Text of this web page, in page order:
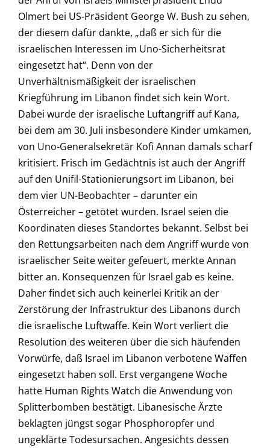
Olmert bei US-Präsident George W. Bush zu sehen,
der diesem dafür dankte, „daß er sich für die
israelischen Interessen im Uno-Sicherheitsrat
eingesetzt hat“. Denn von der
Unverhältnismäßigkeit der israelischen
Kriegführung im Libanon findet sich kein Wort.
Dabei wurde der israelische Luftangriff auf Kana,
bei dem am 30. Juli insbesondere Kinder umkamen,
von Uno-Generalsekretär Kofi Annan damals scharf
kritisiert. Frisch im Gedächtnis ist auch der Angriff
auf den Unifil-Stationierungsort im Libanon, bei
dem vier UN-Beobachter – darunter ein
Österreicher – getötet wurden. Israel seien die
Koordinaten dieses Standortes bekannt. Selbst bei
den Rettungsarbeiten nach dem Angriff wurde von
israelischer Seite weiter gefeuert, merkte Annan
bitter an. Konsequenzen für Israel gab es keine.
Daher findet sich auch keinerlei Kritik an der
Zerstörung der Infrastruktur des Libanons durch
die israelische Luftwaffe. Kein Wort verliert die
Resolution des weiteren über die sich häufenden
Vorwürfe, daß Israel im Libanon verbotene Waffen
eingesetzt haben soll. Erst vergangene Woche
hatte Human Rights Watch die Anwendung von
Splitterbomben bestätigt. Libanesische Ärzte
beklagten jüngst sogar Phosphoropfer und
ungeklärte Todesursachen. Angesichts dessen